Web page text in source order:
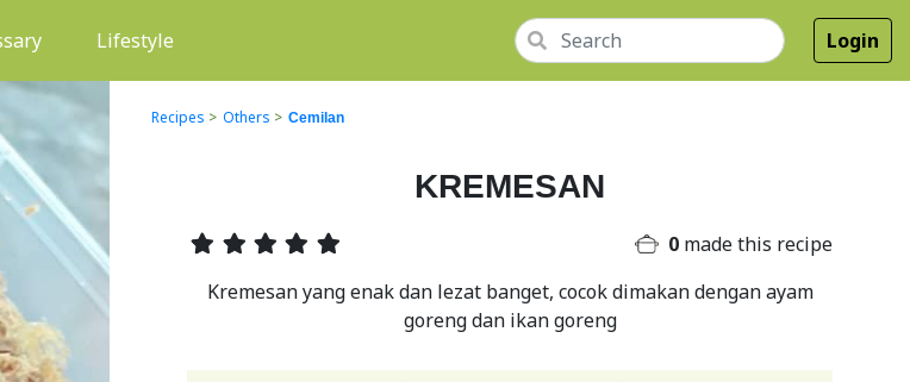
Lifestyle Login
Recipes > Others > Cemilan
KREMESAN
0 made this recipe
Kremesan yang enak dan lezat banget, cocok dimakan dengan ayam
goreng dan ikan goreng